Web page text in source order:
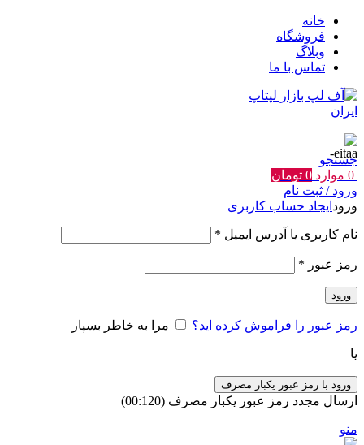
خانه
فروشگاه
وبلاگ
تماس با ما
جستجو
0 موارد 0 تومان
ورود / ثبت نام
ورود ایجاد حساب کاربری
نام کاربری یا آدرس ایمیل *
رمز عبور *
ورود
رمز عبور را فراموش کرده اید؟ مرا به خاطر بسپار
یا
ورود با رمز عبور یکبار مصرف
ارسال مجدد رمز عبور یکبار مصرف (00:
120
)
منو